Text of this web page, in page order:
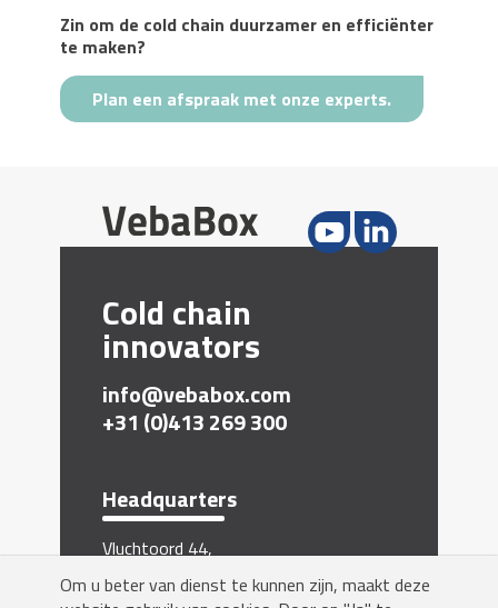
Om u beter van dienst te kunnen zijn, maakt deze
Zin om de cold chain duurzamer en efficiënter
te maken?
Plan een afspraak met onze experts.
Cold chain
innovators
info@vebabox.com
+31 (0)413 269 300
Headquarters
Vluchtoord 44,